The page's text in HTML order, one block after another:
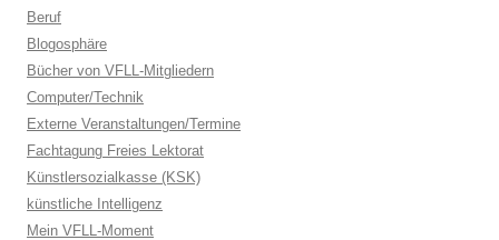
Beruf
Blogosphäre
Bücher von VFLL-Mitgliedern
Computer/Technik
Externe Veranstaltungen/Termine
Fachtagung Freies Lektorat
Künstlersozialkasse (KSK)
künstliche Intelligenz
Mein VFLL-Moment